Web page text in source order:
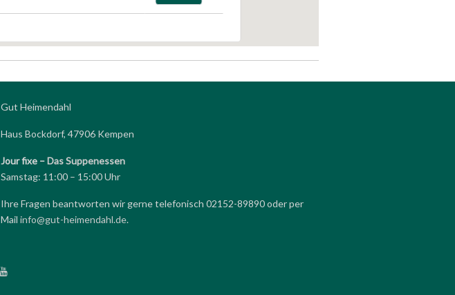
Gut Heimendahl
Haus Bockdorf, 47906 Kempen
Jour fixe –Das Suppenessen
Samstag: 11:00 – 15:00 Uhr
Ihre Fragen beantworten wir gerne telefonisch 02152-89890 oder per
Mail info@gut-heimendahl.de.